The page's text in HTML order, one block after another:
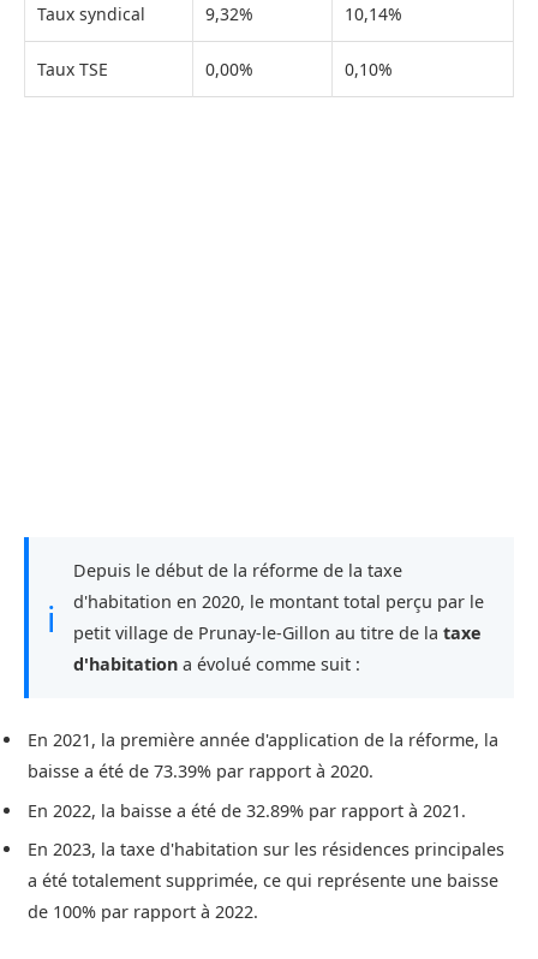
Taux syndical 9,32% 10,14%
Taux TSE 0,00% 0,10%
ℹ
Depuis le début de la réforme de la taxe
d'habitation en 2020, le montant total perçu par le
petit village de Prunay-le-Gillon au titre de la taxe
d'habitation a évolué comme suit :
En 2021, la première année d'application de la réforme, la
baisse a été de 73.39% par rapport à 2020.
En 2022, la baisse a été de 32.89% par rapport à 2021.
En 2023, la taxe d'habitation sur les résidences principales
a été totalement supprimée, ce qui représente une baisse
de 100% par rapport à 2022.